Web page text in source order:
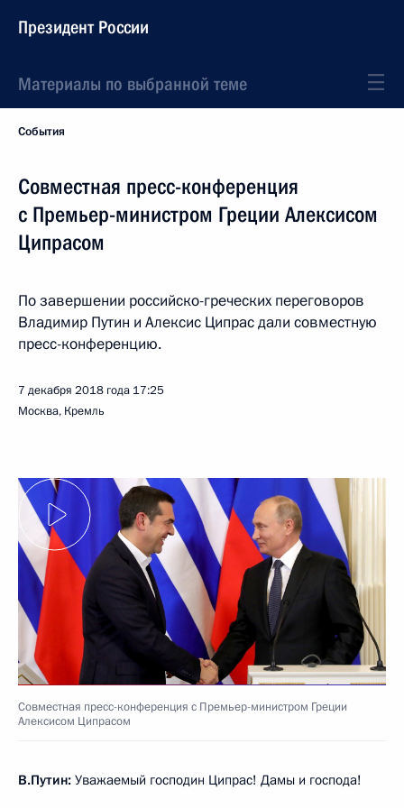
Президент России
Материалы по выбранной теме
События
Совместная пресс-конференция
с Премьер-министром Греции Алексисом
Ципрасом
По завершении российско-греческих переговоров
Владимир Путин и Алексис Ципрас дали совместную
пресс-конференцию.
7 декабря 2018 года 17:25
Москва, Кремль
Совместная пресс-конференция с Премьер-министром Греции
Алексисом Ципрасом
В.Путин: Уважаемый господин Ципрас! Дамы и господа!